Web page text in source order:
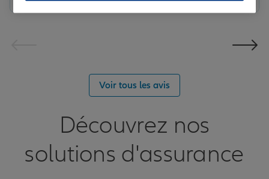
Voir tous les avis
Découvrez nos
solutions d'assurance